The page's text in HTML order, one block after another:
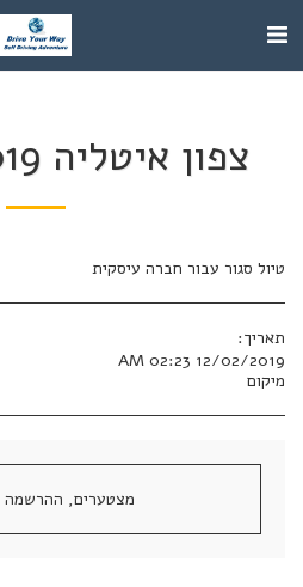
צפון איטליה 2-5/12/2019
טיול סגור עבור חברה עיסקית
תאריך:
12/02/2019 02:23 AM
מיקום
מצטערים, ההרשמה